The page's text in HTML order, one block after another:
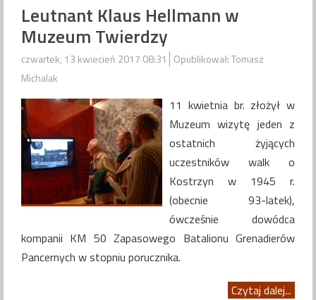
Leutnant Klaus Hellmann w
Muzeum Twierdzy
czwartek, 13 kwiecień 2017 08:31
Opublikował: Tomasz
Michalak
11 kwietnia br. złożył w
Muzeum wizytę jeden z
ostatnich żyjących
uczestników walk o
Kostrzyn w 1945 r.
(obecnie 93-latek),
ówcześnie dowódca
kompanii KM 50 Zapasowego Batalionu Grenadierów
Pancernych w stopniu porucznika.
Czytaj dalej...